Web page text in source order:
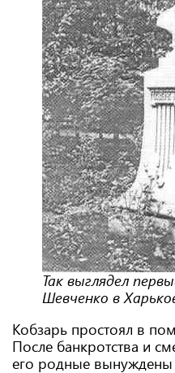
Так выглядел
Шевченко в
Кобзарь простоял в
После банкротства и
его родные вынуждены